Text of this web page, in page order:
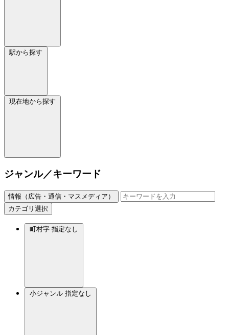
駅から探す
現在地から探す
ジャンル／キーワード
情報（広告・通信・マスメディア）
カテゴリ選択
町村字 指定なし
小ジャンル 指定なし